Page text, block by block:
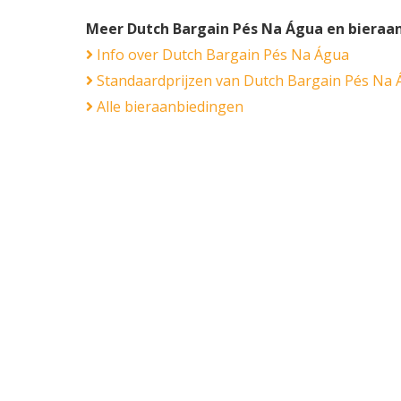
Meer Dutch Bargain Pés Na Água en
Info over Dutch Bargain Pés Na Água
Standaardprijzen van Dutch Bargain Pés Na
Alle bieraanbiedingen